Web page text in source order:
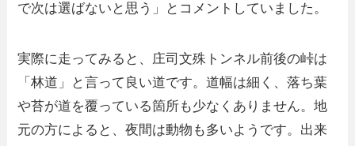
で次は選ばないと思う」とコメントしていました。
実際に走ってみると、庄司文殊トンネル前後の峠は
「林道」と言って良い道です。道幅は細く、落ち葉
や苔が道を覆っている箇所も少なくありません。地
元の方によると、夜間は動物も多いようです。出来